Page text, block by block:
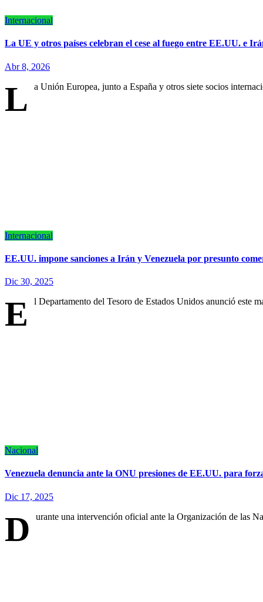
Internacional
La UE y otros países celebran el cese al fuego entre EE.UU. e
Abr 8, 2026
L a Unión Europea, junto a España y otros siete socios
Internacional
EE.UU. impone sanciones a Irán y Venezuela por presunto
Dic 30, 2025
E l Departamento del Tesoro de Estados Unidos anunció este
Nacional
Venezuela denuncia ante la ONU presiones de EE.UU. para
Dic 17, 2025
D urante una intervención oficial ante la Organización de las